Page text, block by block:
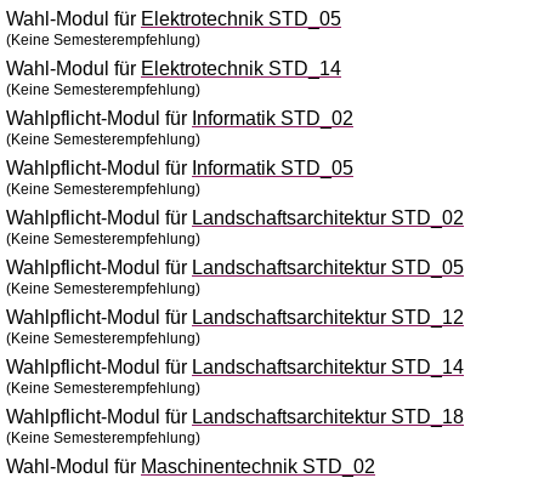
Wahl-Modul für Elektrotechnik STD_05
(Keine Semesterempfehlung)
Wahl-Modul für Elektrotechnik STD_14
(Keine Semesterempfehlung)
Wahlpflicht-Modul für Informatik STD_02
(Keine Semesterempfehlung)
Wahlpflicht-Modul für Informatik STD_05
(Keine Semesterempfehlung)
Wahlpflicht-Modul für Landschaftsarchitektur STD_02
(Keine Semesterempfehlung)
Wahlpflicht-Modul für Landschaftsarchitektur STD_05
(Keine Semesterempfehlung)
Wahlpflicht-Modul für Landschaftsarchitektur STD_12
(Keine Semesterempfehlung)
Wahlpflicht-Modul für Landschaftsarchitektur STD_14
(Keine Semesterempfehlung)
Wahlpflicht-Modul für Landschaftsarchitektur STD_18
(Keine Semesterempfehlung)
Wahl-Modul für Maschinentechnik STD_02